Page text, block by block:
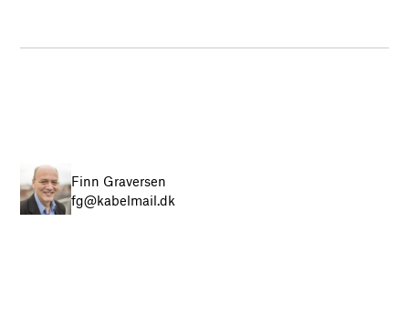
Finn Graversen
fg@kabelmail.dk